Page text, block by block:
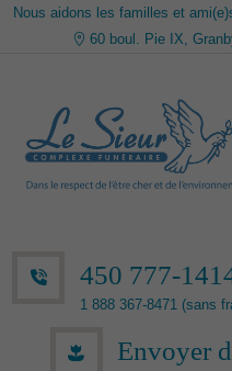
Nous aidons les familles et
60 boul. Pie IX,
450 777-
1 888 367-8471 (sans
Envoyer